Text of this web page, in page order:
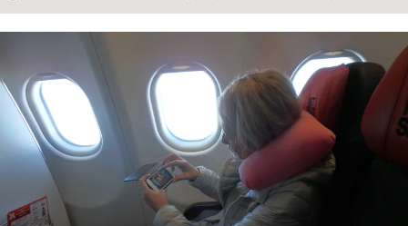
「プレミアムフラットベッド」では「Xcite機
上空に行くと鼻炎の薬が効かない